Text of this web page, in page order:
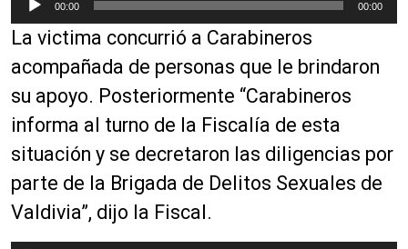
e
p
r
d
u
c
o
r
d
00:00 00:00
La victima concurrió a Carabineros
acompañada de personas que le brindaron
su apoyo. Posteriormente “Carabineros
informa al turno de la Fiscalía de esta
situación y se decretaron las diligencias por
parte de la Brigada de Delitos Sexuales de
Valdivia”, dijo la Fiscal.